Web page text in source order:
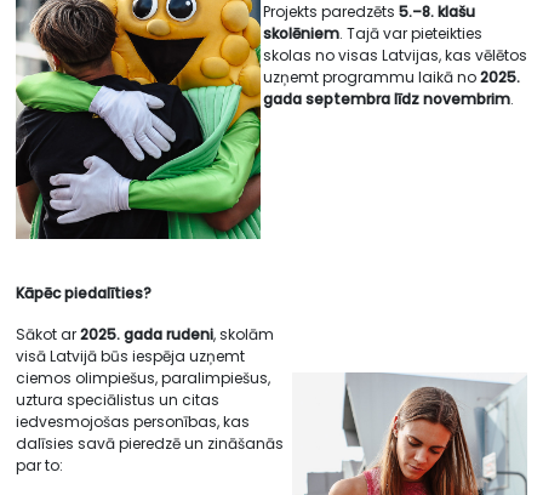
Projekts paredzēts 5.–8. klašu
skolēniem. Tajā var pieteikties
skolas no visas Latvijas, kas vēlētos
uzņemt programmu laikā no2025.
gada septembra līdz novembrim.
Kāpēc piedalīties?
Sākot ar2025. gada rudeni, skolām
visā Latvijā būs iespēja uzņemt
ciemos olimpiešus, paralimpiešus,
uztura speciālistus un citas
iedvesmojošas personības, kas
dalīsies savā pieredzē un zināšanās
par to: